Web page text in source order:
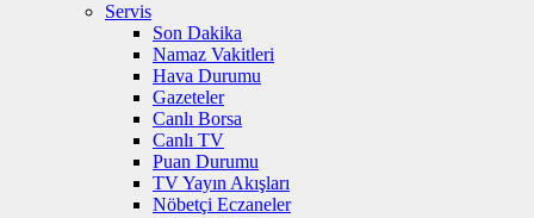
Servis
Son Dakika
Namaz Vakitleri
Hava Durumu
Gazeteler
Canlı Borsa
Canlı TV
Puan Durumu
TV Yayın Akışları
Nöbetçi Eczaneler